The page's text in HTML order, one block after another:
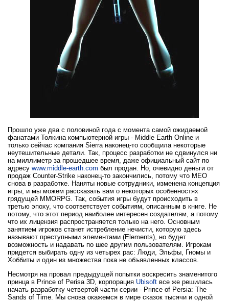
Прошло уже два с половиной года с момента самой ожидаемой
фанатами Толкина компьютерной игры - Middle Earth Online и
только сейчас компания Sierra наконец-то сообщила некоторые
неутешительные детали. Так, процесс разработки не сдвинулся ни
на миллиметр за прошедшее время, даже официальный сайт по
адресу www.middle-earth.com был продан. Но, очевидно деньги от
продаж Counter-Strike наконец-то закончились, потому что MEO
снова в разработке. Наняты новые сотрудники, изменена концепция
игры, и мы можем рассказать вам о некоторых особенностях
грядущей MMORPG. Так, события игры будут происходить в
третью эпоху, что соответствует событиям, описанным в книге. Не
потому, что этот период наиболее интересен создателям, а потому
что их лицензия распространяется только на него. Основным
занятием игроков станет истребление нечисти, которую здесь
называют преступными элементами (Elements), но будет
возможность и надавать по шее другим пользователям. Игрокам
придется выбирать одну из четырех рас: Люди, Эльфы, Гномы и
Хоббиты и один из множества пока не объявленных классов.
Несмотря на провал предыдущей попытки воскресить знаменитого
принца в Prince of Perisa 3D, корпорация Ubisoft все же решилась
начать разработку четвертой части серии - Prince of Persia: The
Sands of Time. Мы снова окажемся в мире сказок тысячи и одной